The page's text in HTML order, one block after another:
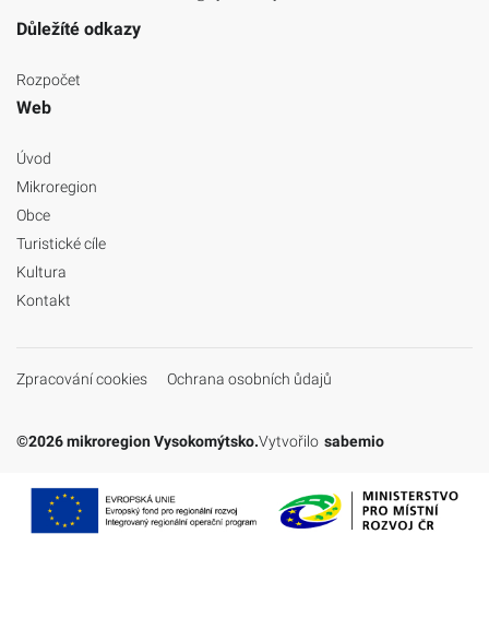
Důležíté odkazy
Rozpočet
Web
Úvod
Mikroregion
Obce
Turistické cíle
Kultura
Kontakt
Zpracování cookies Ochrana osobních ůdajů
©2026 mikroregion Vysokomýtsko.Vytvořilo sabemio